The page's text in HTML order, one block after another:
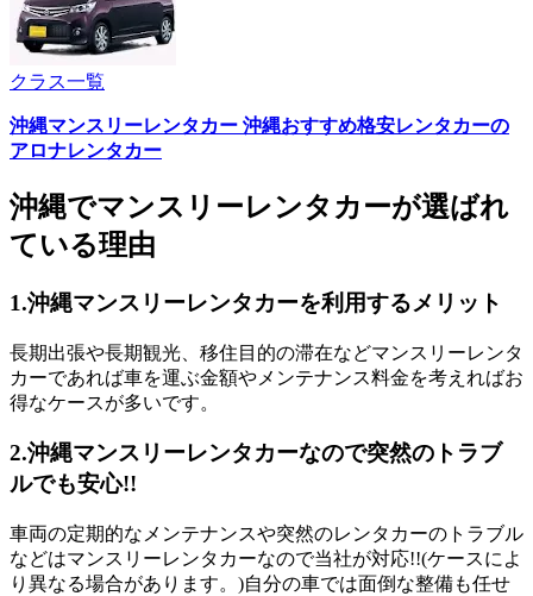
クラス一覧
沖縄マンスリーレンタカー 沖縄おすすめ格安レンタカーの
アロナレンタカー
沖縄でマンスリーレンタカーが選ばれ
ている理由
1.沖縄マンスリーレンタカーを利用するメリット
長期出張や長期観光、移住目的の滞在などマンスリーレンタ
カーであれば車を運ぶ金額やメンテナンス料金を考えればお
得なケースが多いです。
2.沖縄マンスリーレンタカーなので突然のトラブ
ルでも安心!!
車両の定期的なメンテナンスや突然のレンタカーのトラブル
などはマンスリーレンタカーなので当社が対応!!(ケースによ
り異なる場合があります。)自分の車では面倒な整備も任せ